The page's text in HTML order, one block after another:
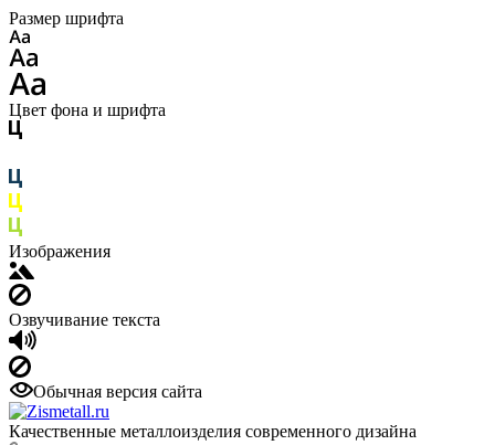
Размер шрифта
Цвет фона и шрифта
Изображения
Озвучивание текста
Обычная версия сайта
Качественные металлоизделия современного дизайна